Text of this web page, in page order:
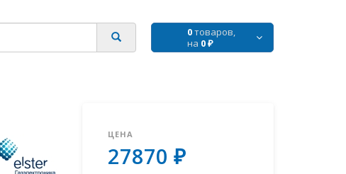
0товаров,
на 0 ₽
ЦЕНА
27870 ₽